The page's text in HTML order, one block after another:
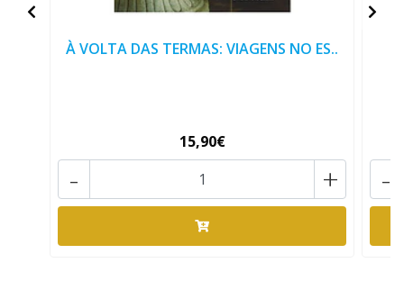
À VOLTA DAS TERMAS: VIAGENS NO ES..
15,90€
+
- -